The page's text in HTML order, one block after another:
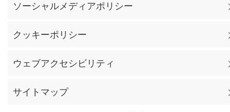
ソーシャルメディアポリシー
クッキーポリシー
ウェブアクセシビリティ
サイトマップ